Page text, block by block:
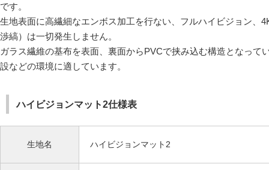
です。
生地表面に高繊細なエンボス加工を行ない、フルハイビジョン
渉縞）は一切発生しません。
ガラス繊維の基布を表面、裏面からPVCで挟み込む構造となっ
設などの環境に適しています。
ハイビジョンマット2仕様表
生地名 ハイビジョンマット2